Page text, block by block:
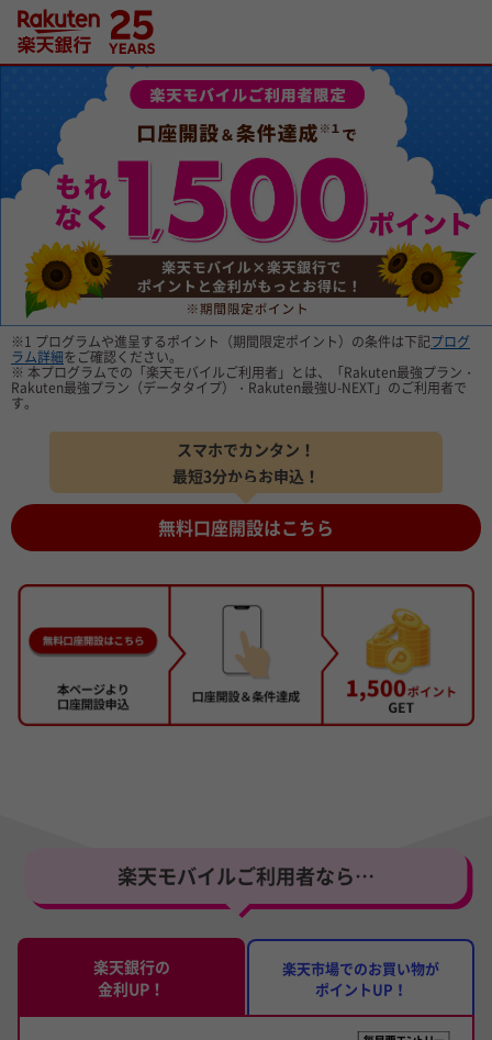
※1 プログラムや進呈するポイント（期間限定ポイント）の条件は下記プログ
ラム詳細をご確認ください。
※ 本プログラムでの「楽天モバイルご利用者」とは、「Rakuten最強プラン・
Rakuten最強プラン（データタイプ）・Rakuten最強U-NEXT」のご利用者で
す。
スマホでカンタン！
最短3分からお申込！
無料口座開設はこちら
楽天モバイルご利用者なら…
楽天銀行の
金利UP！
楽天市場でのお買い物が
ポイントUP！